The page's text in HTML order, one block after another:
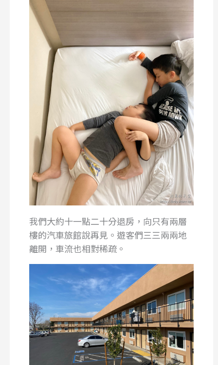
我們大約十一點二十分退房，向只有兩層
樓的汽車旅館說再見。遊客們三三兩兩地
離開，車流也相對稀疏。